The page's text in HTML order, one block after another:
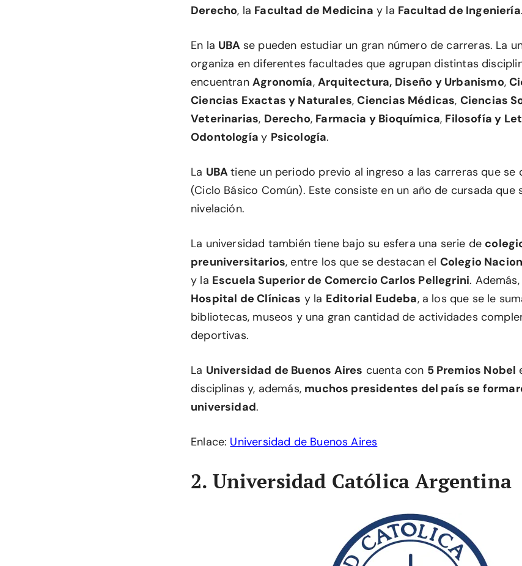
Derecho, la Facultad de Medicina y la Facultad de Ingeniería.
En la UBA se pueden estudiar un gran número de carreras. La
organiza en diferentes facultades que agrupan distintas
encuentran Agronomía, Arquitectura, Diseño y Urbanismo,
Ciencias Exactas y Naturales,Ciencias Médicas, Ciencias
Veterinarias, Derecho, Farmacia y Bioquímica, Filosofía y
Odontologíay Psicología.
La UBAtiene un periodo previo al ingreso a las carreras que se
(Ciclo Básico Común). Este consiste en un año de cursada
nivelación.
La universidad también tiene bajo su esfera una serie de
preuniversitarios, entre los que se destacan el Colegio
y la Escuela Superior de Comercio Carlos Pellegrini.
Hospital de Clínicas y la Editorial Eudeba, a los que se le
bibliotecas, museos y una gran cantidad de actividades
deportivas.
La Universidad de Buenos Aires cuenta con 5 Premios Nobel
disciplinas y, además, muchos presidentes del país se
universidad.
Enlace: Universidad de Buenos Aires
2. Universidad Católica Argentina